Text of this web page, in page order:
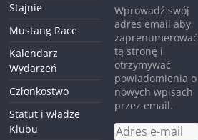
Stajnie
Mustang Race
Kalendarz
Wydarzeń
Członkostwo
Statut i władze
Klubu
Wprowadź swój
adres email aby
zaprenumerować
tą stronę i
otrzymywać
powiadomienia o
nowych wpisach
przez email.
Adres